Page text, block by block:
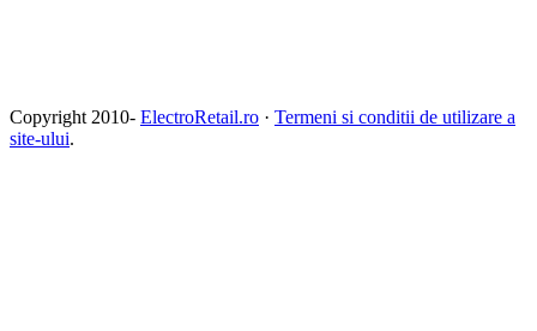
Copyright 2010- ElectroRetail.ro · Termeni si conditii de utilizare a
site-ului.